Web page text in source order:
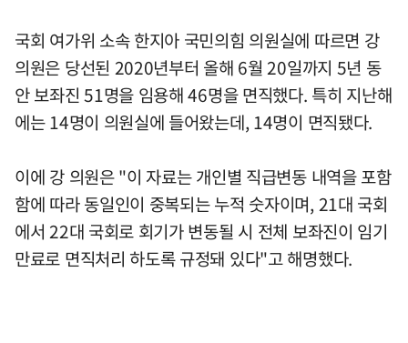
국회 여가위 소속 한지아 국민의힘 의원실에 따르면 강
의원은 당선된 2020년부터 올해 6월 20일까지 5년 동
안 보좌진 51명을 임용해 46명을 면직했다. 특히 지난해
에는 14명이 의원실에 들어왔는데, 14명이 면직됐다.
이에 강 의원은 "이 자료는 개인별 직급변동 내역을 포함
함에 따라 동일인이 중복되는 누적 숫자이며, 21대 국회
에서 22대 국회로 회기가 변동될 시 전체 보좌진이 임기
만료로 면직처리 하도록 규정돼 있다"고 해명했다.